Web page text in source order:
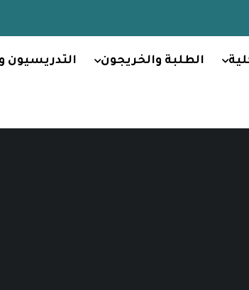
الطلبة والخريجون التدريسيون